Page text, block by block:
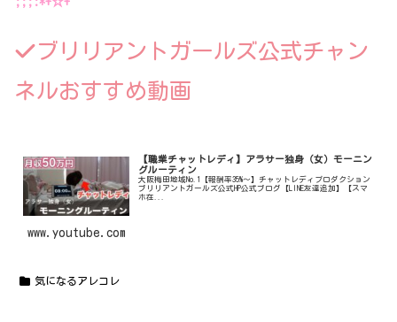
ブリリアントガールズ公式チャン
ネルおすすめ動画
【職業チャットレディ】アラサー独身（女）モーニン
グルーティン
大阪梅田地域No.1【報酬率35%〜】チャットレディプロダクション
ブリリアントガールズ公式HP公式ブログ【LINE友達追加】【スマ
ホ在...
www.youtube.com
気になるアレコレ